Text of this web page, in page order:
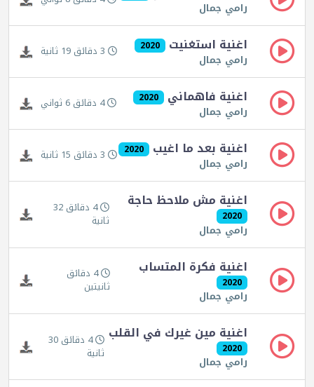
رامي جمال
اغنية استغنيت 2020
رامي جمال 3 دقائق 19 ثانية
اغنية فاهماني 2020
رامي جمال 4 دقائق 6 ثواني
اغنية بعد ما اغيب 2020
رامي جمال 3 دقائق 15 ثانية
اغنية مش ملاحظ حاجة
2020
رامي جمال
4 دقائق 32
ثانية
اغنية فكرة المتساب
2020
رامي جمال
4 دقائق
ثانيتين
اغنية مين غيرك في القلب
2020
رامي جمال
4 دقائق 30
ثانية